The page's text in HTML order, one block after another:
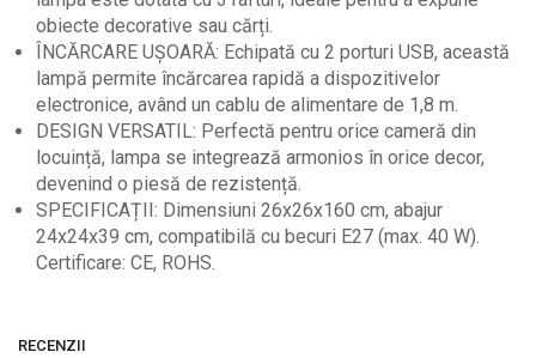
obiecte decorative sau cărți.
ÎNCĂRCARE UȘOARĂ: Echipată cu 2 porturi USB, această
lampă permite încărcarea rapidă a dispozitivelor
electronice, având un cablu de alimentare de 1,8 m.
DESIGN VERSATIL: Perfectă pentru orice cameră din
locuință, lampa se integrează armonios în orice decor,
devenind o piesă de rezistență.
SPECIFICAȚII: Dimensiuni 26x26x160 cm, abajur
24x24x39 cm, compatibilă cu becuri E27 (max. 40 W).
Certificare: CE, ROHS.
RECENZII